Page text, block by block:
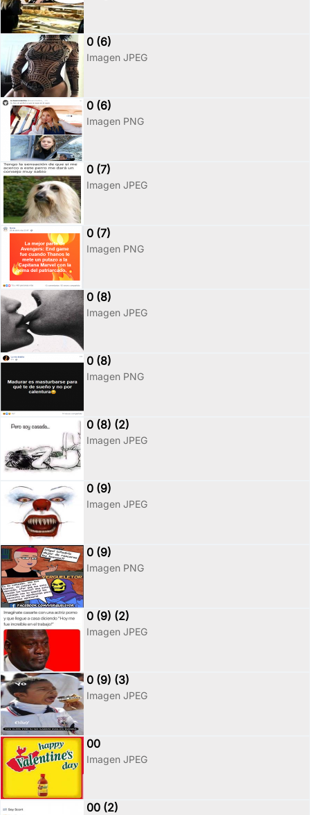
0 (6)
Imagen JPEG
0 (6)
Imagen PNG
0 (7)
Imagen JPEG
0 (7)
Imagen PNG
0 (8)
Imagen JPEG
0 (8)
Imagen PNG
0 (8) (2)
Imagen JPEG
0 (9)
Imagen JPEG
0 (9)
Imagen PNG
0 (9) (2)
Imagen JPEG
0 (9) (3)
Imagen JPEG
00
Imagen JPEG
00 (2)